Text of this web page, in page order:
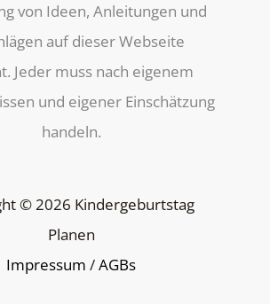
von Ideen, Anleitungen und
auf dieser Webseite
Jeder muss nach eigenem
und eigener Einschätzung
handeln.
© 2026 Kindergeburtstag
Planen
Impressum /AGBs